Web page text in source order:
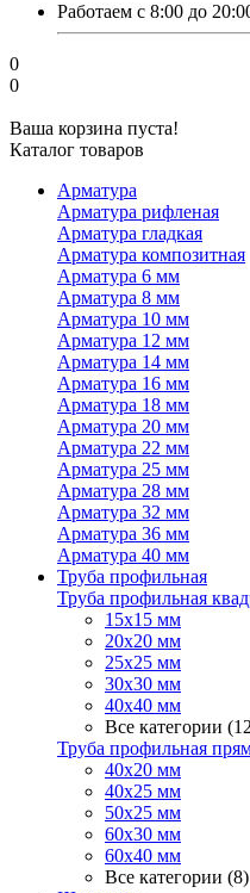
Работаем с 8:00 до
0
0
Ваша корзина пуста!
Каталог товаров
Арматура
Арматура рифленая
Арматура гладкая
Арматура композитная
Арматура 6 мм
Арматура 8 мм
Арматура 10 мм
Арматура 12 мм
Арматура 14 мм
Арматура 16 мм
Арматура 18 мм
Арматура 20 мм
Арматура 22 мм
Арматура 25 мм
Арматура 28 мм
Арматура 32 мм
Арматура 36 мм
Арматура 40 мм
Труба профильная
Труба профильная
15х15 мм
20х20 мм
25х25 мм
30х30 мм
40х40 мм
Все категории
Труба профильная
40х20 мм
40х25 мм
50х25 мм
60х30 мм
60х40 мм
Все категории (8)